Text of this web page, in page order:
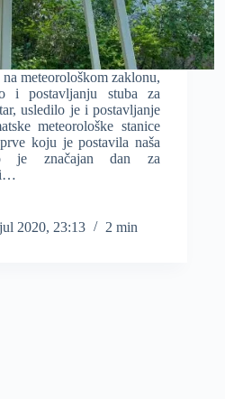
meteorološkom zaklonu,
i postavljanju stuba za
usledilo je i postavljanje
meteorološke stanice
koju je postavila naša
je značajan dan za
2020, 23:13 2 min